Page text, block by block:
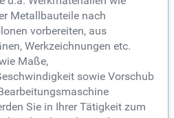
Metallbauteile nach
vorbereiten, aus
Werkzeichnungen etc.
Maße,
sowie Vorschub
Sie in Ihrer Tätigkeit zum